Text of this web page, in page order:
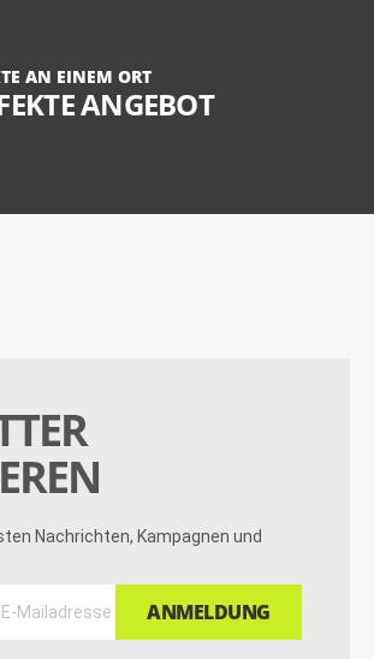
AN EINEM ORT
ANGEBOT
Nachrichten, Kampagnen und
ANMELDUNG